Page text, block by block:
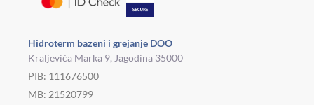
Hidroterm bazeni i grejanje DOO
Kraljevića Marka 9, Jagodina 35000
PIB: 111676500
MB: 21520799